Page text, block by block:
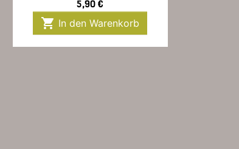
Preis
5,90 €
 In den Warenkorb